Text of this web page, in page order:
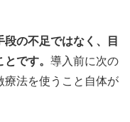
の不足ではなく、目
です。 導入前に次の
法を使うこと自体が